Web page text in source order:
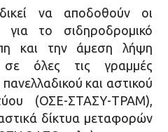
να αποδοθούν οι
για το σιδηροδρομικό
και την άμεση λήψη
όλες τις γραμμές
και αστικού
(ΟΣΕ-ΣΤΑΣΥ-ΤΡΑΜ),
δίκτυα μεταφορών